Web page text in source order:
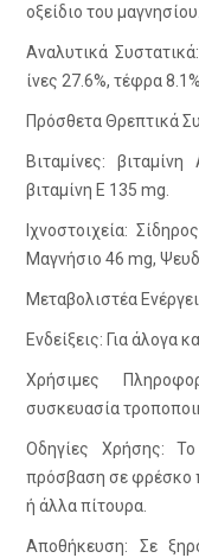
οξείδιο του μαγνησίου.
Αναλυτικά
ίνες 27.6%, τέφρα
Πρόσθετα Θρεπτικά
Βιταμίνες:
βιταμίνη E 135 mg.
Ιχνοστοιχεία:
Μαγνήσιο 46 mg,
Μεταβολιστέα
Ενδείξεις: Για άλογα
Χρήσιμες
συσκευασία
Οδηγίες Χρήσης:
πρόσβαση σε φρέσκο
ή άλλα πίτουρα.
Αποθήκευση: Σε